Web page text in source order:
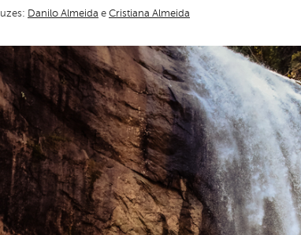
Danilo Almeida e Cristiana Almeida